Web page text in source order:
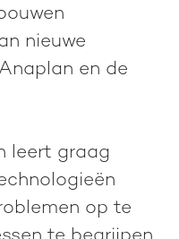
nieuwe
en de
leert graag
op te